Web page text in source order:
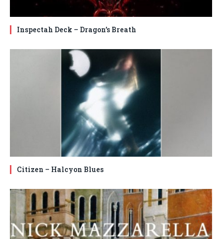
Inspectah Deck – Dragon’s Breath
Citizen – Halcyon Blues